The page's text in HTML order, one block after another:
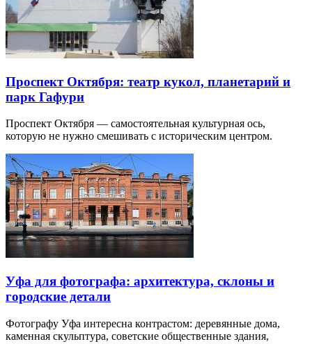
Проспект Октября: театр кукол, планетарий и
парк Гафури
Проспект Октября — самостоятельная культурная ось,
которую не нужно смешивать с историческим центром.
Уфа для фотографа: архитектура, склоны и
городские детали
Фотографу Уфа интересна контрастом: деревянные дома,
каменная скульптура, советские общественные здания,